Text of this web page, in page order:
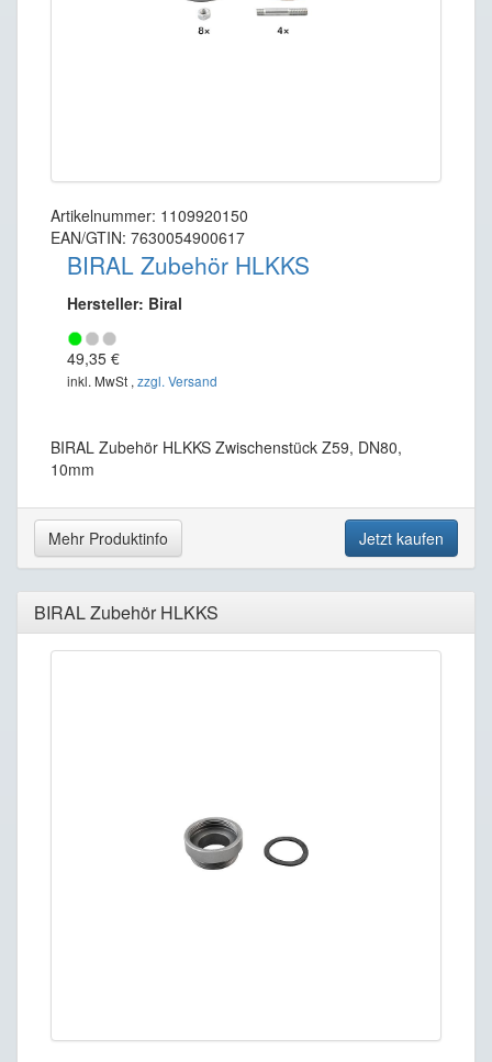
Artikelnummer: 1109920150
EAN/GTIN: 7630054900617
BIRAL Zubehör HLKKS
Hersteller: Biral
49,35 €
inkl. MwSt , zzgl. Versand
BIRAL Zubehör HLKKS Zwischenstück Z59, DN80,
10mm
Mehr Produktinfo Jetzt kaufen
BIRAL Zubehör HLKKS